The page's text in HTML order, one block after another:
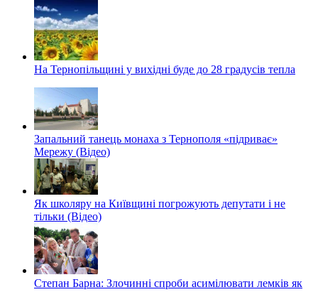
На Тернопільщині у вихідні буде до 28 градусів тепла
Запальний танець монаха з Тернополя «підриває»
Мережу (Відео)
Як школяру на Київщині погрожують депутати і не
тільки (Відео)
Степан Барна: Злочинні спроби асимілювати лемків як